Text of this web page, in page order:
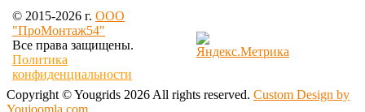
© 2015-2026 г. OOO
"ПроМонтаж54"
Все права защищены.
Политика
конфиденциальности
Copyright ©Yougrids 2026 All rights reserved. Custom Design by
Youjoomla.com